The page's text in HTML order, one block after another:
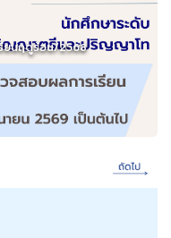
รียนฤดูร้อน/2568